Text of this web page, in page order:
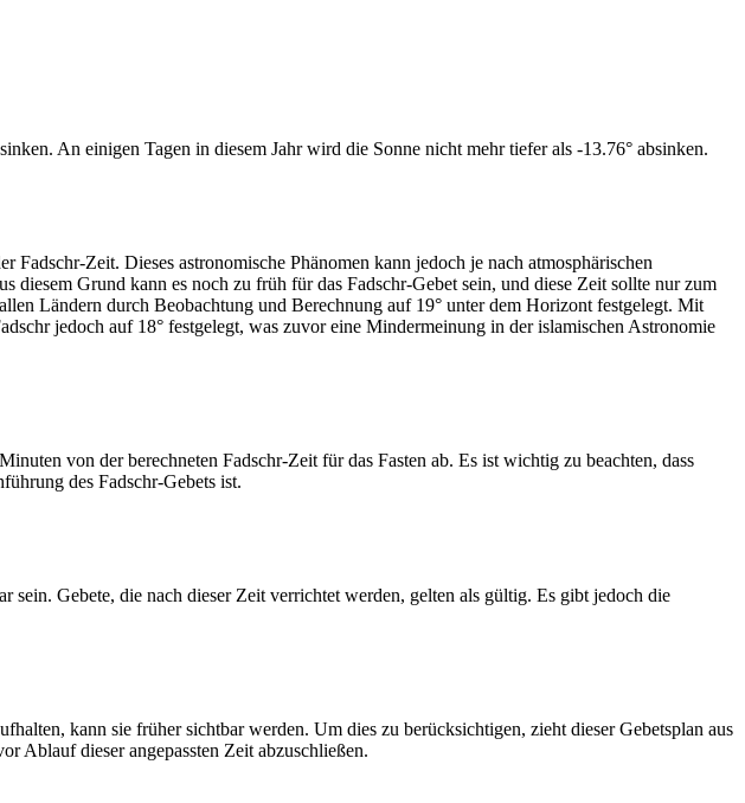
An einigen Tagen in diesem Jahr wird die Sonne nicht mehr tiefer als -13.76° absinken.
Zeit. Dieses astronomische Phänomen kann jedoch je nach atmosphärischen
Grund kann es noch zu früh für das Fadschr-Gebet sein, und diese Zeit sollte nur zum
Ländern durch Beobachtung und Berechnung auf 19° unter dem Horizont festgelegt. Mit
jedoch auf 18° festgelegt, was zuvor eine Mindermeinung in der islamischen Astronomie
von der berechneten Fadschr-Zeit für das Fasten ab. Es ist wichtig zu beachten, dass
des Fadschr-Gebets ist.
Gebete, die nach dieser Zeit verrichtet werden, gelten als gültig. Es gibt jedoch die
kann sie früher sichtbar werden. Um dies zu berücksichtigen, zieht dieser Gebetsplan aus
Ablauf dieser angepassten Zeit abzuschließen.